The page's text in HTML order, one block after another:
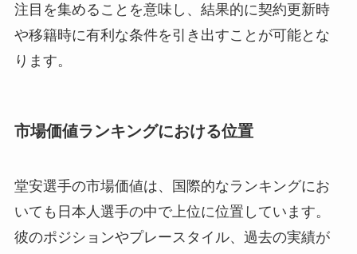
注目を集めることを意味し、結果的に契約更新時
や移籍時に有利な条件を引き出すことが可能とな
ります。
市場価値ランキングにおける位置
堂安選手の市場価値は、国際的なランキングにお
いても日本人選手の中で上位に位置しています。
彼のポジションやプレースタイル、過去の実績が